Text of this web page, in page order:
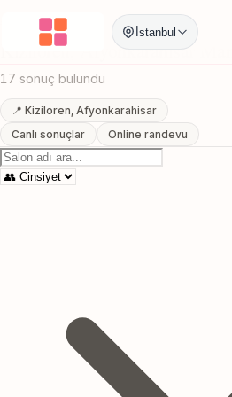
İstanbul
Anasayfa / Afyonkarahisar Kiziloren
Kiziloren, Afyonkarahisar
17 sonuç bulundu
📍 Kiziloren, Afyonkarahisar
Canlı sonuçlar
Online randevu